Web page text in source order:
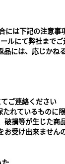
には下記の注意事
ルにて弊社までご
品には、応じかね
ご連絡ください
れているものに
破損等が生じた商
受け出来ません